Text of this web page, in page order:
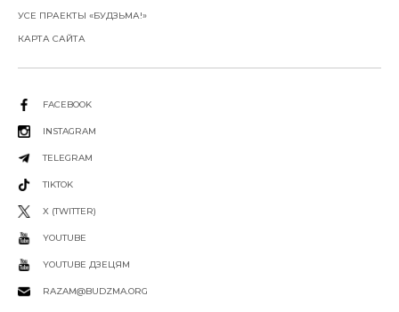
УСЕ ПРАЕКТЫ «БУДЗЬМА!»
КАРТА САЙТА
FACEBOOK
INSTAGRAM
TELEGRAM
TIKTOK
X (TWITTER)
YOUTUBE
YOUTUBE ДЗЕЦЯМ
RAZAM@BUDZMA.ORG